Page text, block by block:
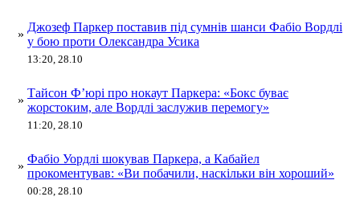
»
Джозеф Паркер поставив під сумнів шанси Фабіо Вордлі
у бою проти Олександра Усика
13:20, 28.10
»
Тайсон Ф’юрі про нокаут Паркера: «Бокс буває
жорстоким, але Вордлі заслужив перемогу»
11:20, 28.10
»
Фабіо Уордлі шокував Паркера, а Кабайел
прокоментував: «Ви побачили, наскільки він хороший»
00:28, 28.10